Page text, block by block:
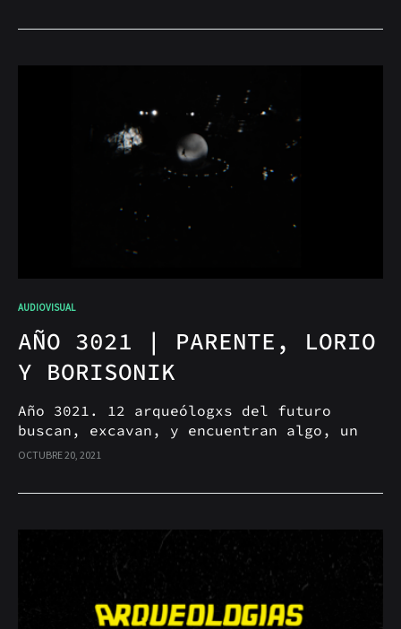
Facundo Nahuel Martín.
AUDIOVISUAL
AÑO 3021 | PARENTE, LORIO
Y BORISONIK
Año 3021. 12 arqueólogxs del futuro
buscan, excavan, y encuentran algo, un
resto. Aquí los registros arqueológicos
Borisonik.
OCTUBRE 20, 2021